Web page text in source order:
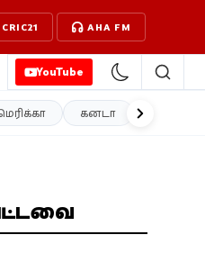
CRIC21 AHA FM
YouTube
கனடா